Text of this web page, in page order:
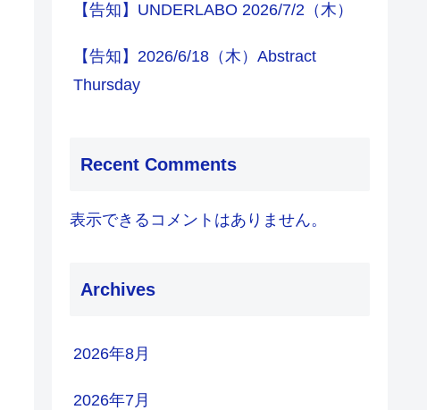
【告知】UNDERLABO 2026/7/2（木）
【告知】2026/6/18（木）Abstract
Thursday
Recent Comments
表示できるコメントはありません。
Archives
2026年8月
2026年7月